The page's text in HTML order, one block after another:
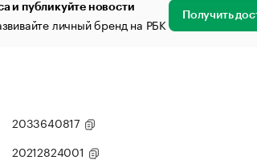
и публикуйте новости
личный бренд на РБК Получить
2033640817
20212824001